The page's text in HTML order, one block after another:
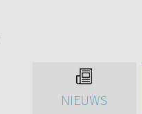
NIEUWS